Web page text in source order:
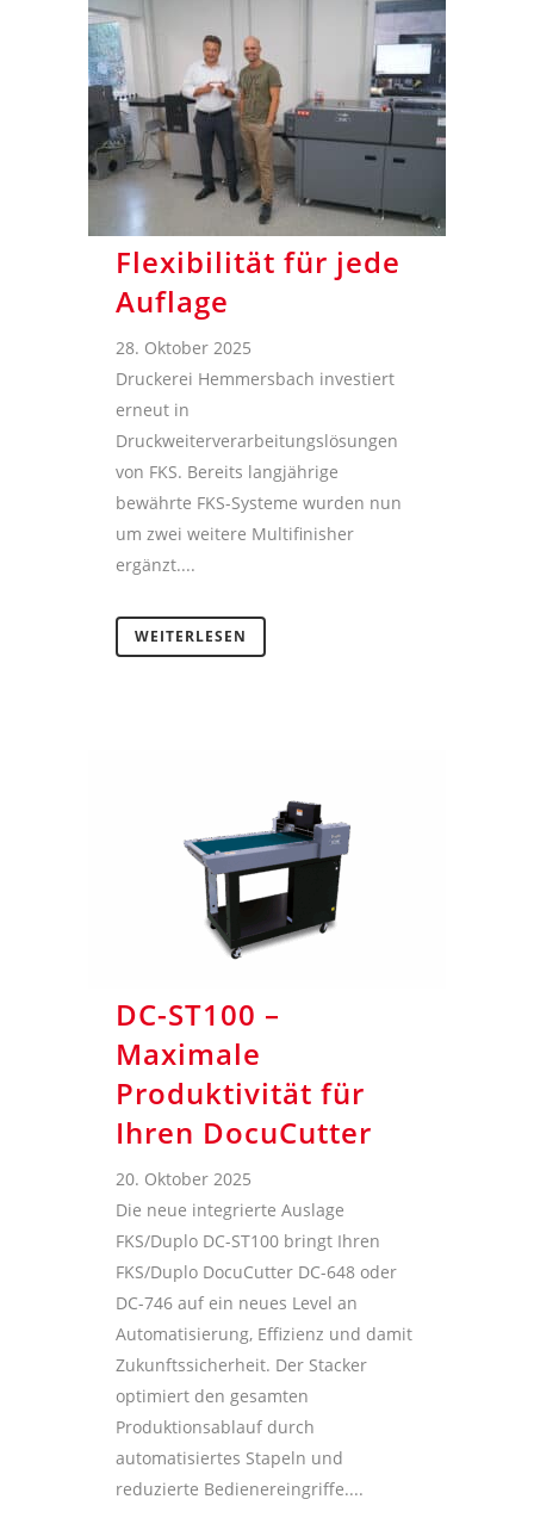
Flexibilität für jede
Auflage
28. Oktober 2025
Druckerei Hemmersbach investiert
erneut in
Druckweiterverarbeitungslösungen
von FKS. Bereits langjährige
bewährte FKS-Systeme wurden nun
um zwei weitere Multifinisher
ergänzt....
WEITERLESEN
DC-ST100 –
Maximale
Produktivität für
Ihren DocuCutter
20. Oktober 2025
Die neue integrierte Auslage
FKS/Duplo DC-ST100 bringt Ihren
FKS/Duplo DocuCutter DC-648 oder
DC-746 auf ein neues Level an
Automatisierung, Effizienz und damit
Zukunftssicherheit. Der Stacker
optimiert den gesamten
Produktionsablauf durch
automatisiertes Stapeln und
reduzierte Bedienereingriffe....